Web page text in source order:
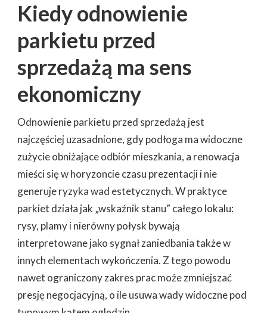
Kiedy odnowienie
parkietu przed
sprzedażą ma sens
ekonomiczny
Odnowienie parkietu przed sprzedażą jest
najczęściej uzasadnione, gdy podłoga ma widoczne
zużycie obniżające odbiór mieszkania, a renowacja
mieści się w horyzoncie czasu prezentacji i nie
generuje ryzyka wad estetycznych. W praktyce
parkiet działa jak „wskaźnik stanu” całego lokalu:
rysy, plamy i nierówny połysk bywają
interpretowane jako sygnał zaniedbania także w
innych elementach wykończenia. Z tego powodu
nawet ograniczony zakres prac może zmniejszać
presję negocjacyjną, o ile usuwa wady widoczne pod